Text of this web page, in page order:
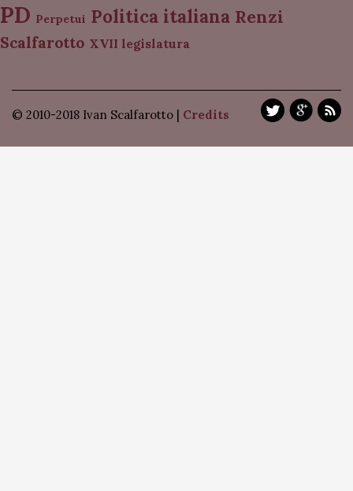
PD Perpetui Politica italiana Renzi
Scalfarotto XVII legislatura
© 2010-2018 Ivan Scalfarotto | Credits